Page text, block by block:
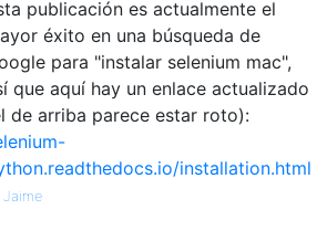
publicación es actualmente el
éxito en una búsqueda de
para "instalar selenium mac",
que aquí hay un enlace actualizado
de arriba parece estar roto):
installation.html
Jaime